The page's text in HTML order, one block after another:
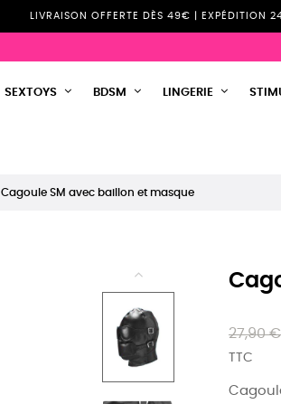
LIVRAISON OFFERTE DÈS 49€ | EXPÉDITION
SEXTOYS BDSM LINGERIE
Cagoule SM avec baillon et masque
27,90 €
TTC